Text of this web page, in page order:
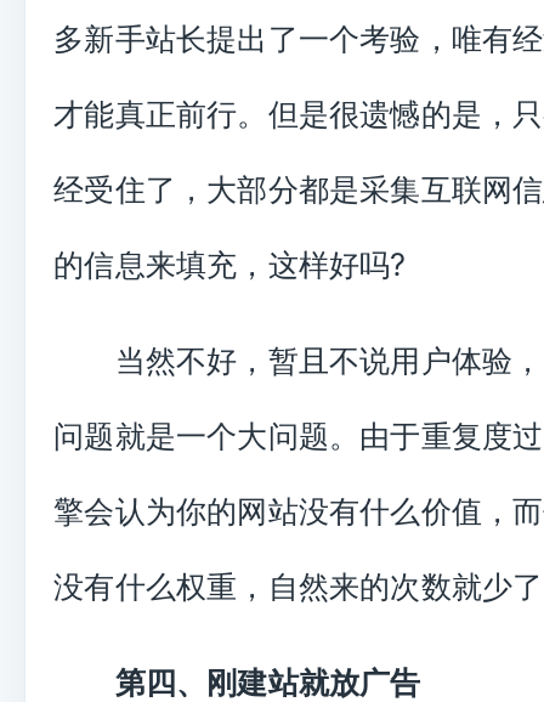
多新手站长提出了一个考验，唯有
才能真正前行。但是很遗憾的是，
经受住了，大部分都是采集互联网
的信息来填充，这样好吗?
当然不好，暂且不说用户体验，
问题就是一个大问题。由于重复度
擎会认为你的网站没有什么价值，
没有什么权重，自然来的次数就少
第四、刚建站就放广告